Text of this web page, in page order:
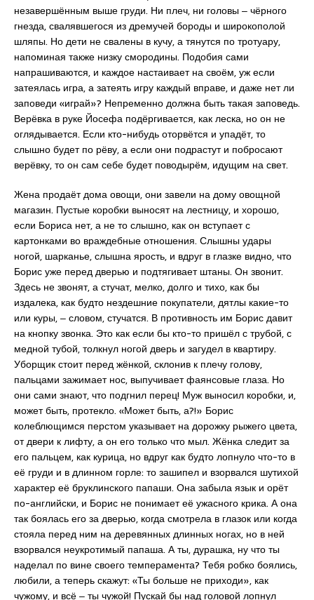
незавершённым выше груди. Ни плеч, ни головы ‒ чёрного
гнезда, свалявшегося из дремучей бороды и широкополой
шляпы. Но дети не свалены в кучу, а тянутся по тротуару,
напоминая также низку смородины. Подобия сами
напрашиваются, и каждое настаивает на своём, уж если
затеялась игра, а затеять игру каждый вправе, и даже нет ли
заповеди «играй»? Непременно должна быть такая заповедь.
Верёвка в руке Йосефа подёргивается, как леска, но он не
оглядывается. Если кто-нибудь оторвётся и упадёт, то
слышно будет по рёву, а если они подрастут и побросают
верёвку, то он сам себе будет поводырём, идущим на свет.
Жена продаёт дома овощи, они завели на дому овощной
магазин. Пустые коробки выносят на лестницу, и хорошо,
если Бориса нет, а не то слышно, как он вступает с
картонками во враждебные отношения. Слышны удары
ногой, шарканье, слышна ярость, и вдруг в глазке видно, что
Борис уже перед дверью и подтягивает штаны. Он звонит.
Здесь не звонят, а стучат, мелко, долго и тихо, как бы
издалека, как будто нездешние покупатели, дятлы какие-то
или куры, ‒ словом, стучатся. В противность им Борис давит
на кнопку звонка. Это как если бы кто-то пришёл с трубой, с
медной тубой, толкнул ногой дверь и загудел в квартиру.
Уборщик стоит перед жёнкой, склонив к плечу голову,
пальцами зажимает нос, выпучивает фаянсовые глаза. Но
они сами знают, что подгнил перец! Муж выносил коробки, и,
может быть, протекло. «Может быть, а?!» Борис
колеблющимся перстом указывает на дорожку рыжего цвета,
от двери к лифту, а он его только что мыл. Жёнка следит за
его пальцем, как курица, но вдруг как будто лопнуло что-то в
её груди и в длинном горле: то зашипел и взорвался шутихой
характер её бруклинского папаши. Она забыла язык и орёт
по-английски, и Борис не понимает её ужасного крика. А она
так боялась его за дверью, когда смотрела в глазок или когда
стояла перед ним на деревянных длинных ногах, но в ней
взорвался неукротимый папаша. А ты, дурашка, ну что ты
наделал по вине своего темперамента? Тебя робко боялись,
любили, а теперь скажут: «Ты больше не приходи», как
чужому, и всё ‒ ты чужой! Пускай бы над головой лопнул